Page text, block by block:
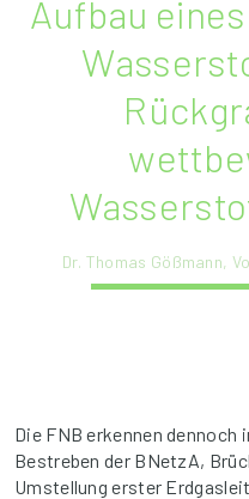
Aufbau
Dr. Thomas Gößmann,
Die FNB erkennen dennoch
Bestreben der BNetzA,
Umstellung erster